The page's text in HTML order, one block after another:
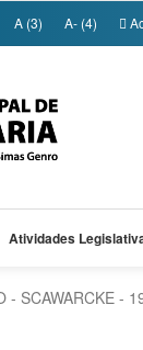
A (3) A- (4)
Atividades
- SCAWARCKE -